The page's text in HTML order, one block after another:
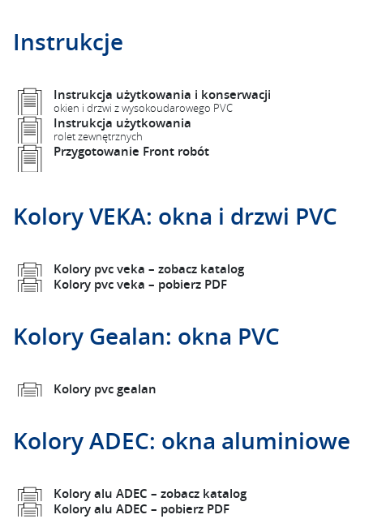
Instrukcje
Instrukcja użytkowania i konserwacji
okien i drzwi z wysokoudarowego PVC
Instrukcja użytkowania
rolet zewnętrznych
Przygotowanie Front robót
Kolory VEKA: okna i drzwi PVC
Kolory pvc veka – zobacz katalog
Kolory pvc veka – pobierz PDF
Kolory Gealan: okna PVC
Kolory pvc gealan
Kolory ADEC: okna aluminiowe
Kolory alu ADEC – zobacz katalog
Kolory alu ADEC – pobierz PDF